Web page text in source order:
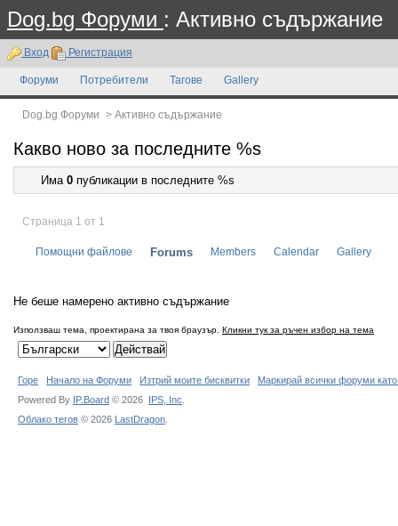
Dog.bg Форуми : Активно съдържание
Вход Регистрация
Форуми Потребители Тагове Gallery
Dog.bg Форуми > Активно съдържание
Какво ново за последните %s
Има 0 публикации в последните %s
Страница 1 от 1
Помощни файлове Forums Members Calendar Gallery
Не беше намерено активно съдържание
Използваш тема, проектирана за твоя браузър. Кликни тук за ръчен избор на тема
Горе Начало на Форуми Изтрий моите бисквитки
Маркирай всички форуми
Powered By IP.Board © 2026 IPS, Inc
Облако тегов © 2026 LastDragon